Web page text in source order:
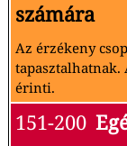
számára
Az érzékeny
tapasztalhatnak.
érinti.
151-200